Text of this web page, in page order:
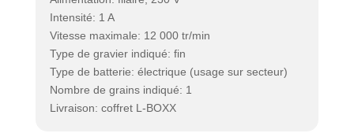
Intensité: 1 A
Vitesse maximale: 12 000 tr/min
Type de gravier indiqué: fin
Type de batterie: électrique (usage sur secteur)
Nombre de grains indiqué: 1
Livraison: coffret L-BOXX